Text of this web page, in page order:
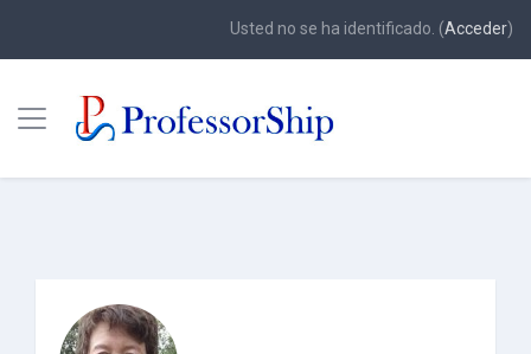
Usted no se ha identificado. (Acceder)
Panel lateral